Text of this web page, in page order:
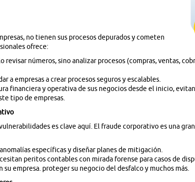
no tienen sus procesos depurados y cometen
ofrece:
revisar números, sino analizar procesos (compras, ventas,
a empresas a crear procesos seguros y escalables.
financiera y operativa de sus negocios desde el inicio,
tipo de empresas.
es clave aquí. El fraude corporativo es una
específicas y diseñar planes de mitigación.
peritos contables con mirada forense para casos de
empresa. proteger su negocio del desfalco y muchos más.